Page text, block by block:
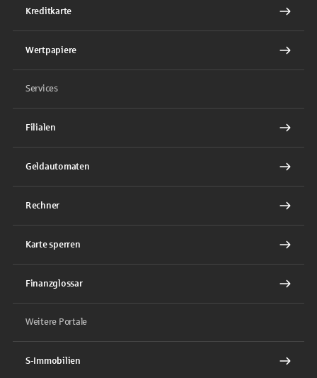
Kreditkarte
Wertpapiere
Services
Filialen
Geldautomaten
Rechner
Karte sperren
Finanzglossar
Weitere Portale
S-Immobilien